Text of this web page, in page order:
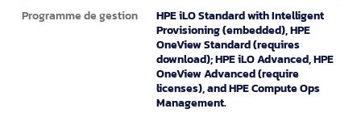
Représentation / réalisation
Programme de gestion
HPE iLO Standard with Intelligent
Provisioning (embedded), HPE
OneView Standard (requires
download); HPE iLO Advanced, HPE
OneView Advanced (require
licenses), and HPE Compute Ops
Management.